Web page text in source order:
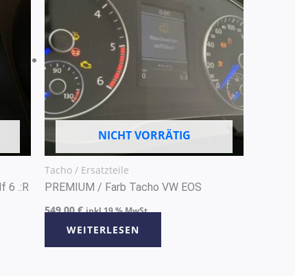
6 .:R
NICHT VORRÄTIG
Tacho / Ersatzteile
PREMIUM / Farb Tacho VW EOS
549,00€ inkl 19 % MwSt
WEITERLESEN